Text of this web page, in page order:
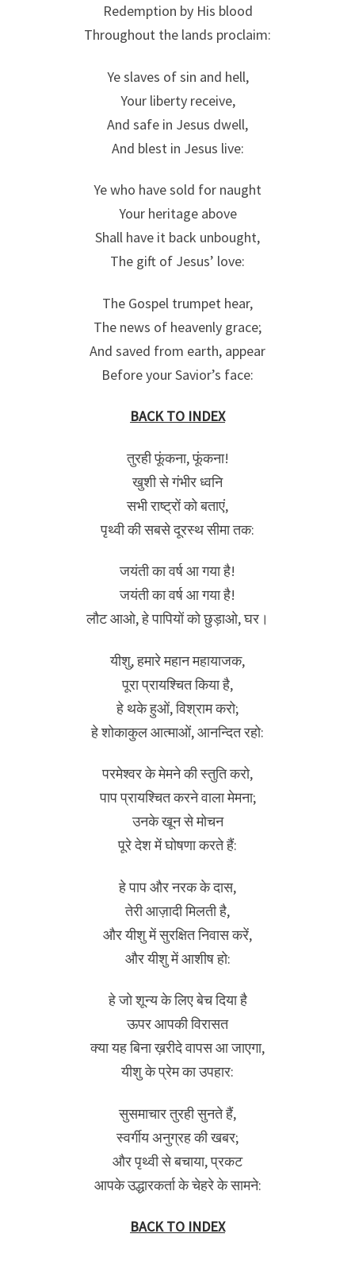
Redemption by His blood
Throughout the lands proclaim:
Ye slaves of sin and hell,
Your liberty receive,
And safe in Jesus dwell,
And blest in Jesus live:
Ye who have sold for naught
Your heritage above
Shall have it back unbought,
The gift of Jesus’ love:
The Gospel trumpet hear,
The news of heavenly grace;
And saved from earth, appear
Before your Savior’s face:
BACK TO INDEX
तुरही फूंकना, फूंकना!
खुशी से गंभीर ध्वनि
सभी राष्ट्रों को बताएं,
पृथ्वी की सबसे दूरस्थ सीमा तक:
जयंती का वर्ष आ गया है!
जयंती का वर्ष आ गया है!
लौट आओ, हे पापियों को छुड़ाओ, घर।
यीशु, हमारे महान महायाजक,
पूरा प्रायश्चित किया है,
हे थके हुओं, विश्राम करो;
हे शोकाकुल आत्माओं, आनन्दित रहो:
परमेश्वर के मेमने की स्तुति करो,
पाप प्रायश्चित करने वाला मेमना;
उनके खून से मोचन
पूरे देश में घोषणा करते हैं:
हे पाप और नरक के दास,
तेरी आज़ादी मिलती है,
और यीशु में सुरक्षित निवास करें,
और यीशु में आशीष हो:
हे जो शून्य के लिए बेच दिया है
ऊपर आपकी विरासत
क्या यह बिना ख़रीदे वापस आ जाएगा,
यीशु के प्रेम का उपहार:
सुसमाचार तुरही सुनते हैं,
स्वर्गीय अनुग्रह की खबर;
और पृथ्वी से बचाया, प्रकट
आपके उद्धारकर्ता के चेहरे के सामने:
BACK TO INDEX